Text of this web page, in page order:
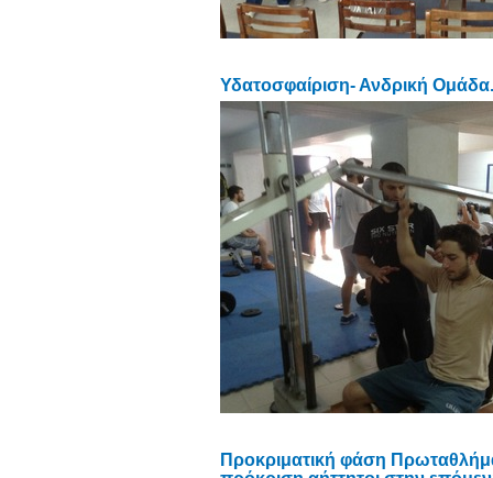
Υδατοσφαίριση- Ανδρική
Προκριματική φάση